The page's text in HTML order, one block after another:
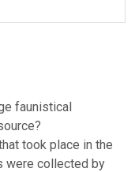
faunistical
took place in the
were collected by